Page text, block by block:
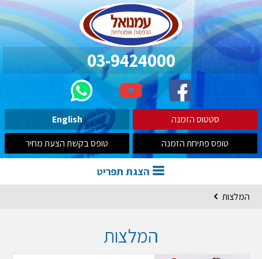
03-9424000
סטטוס הזמנה
English
טופס פתיחת הזמנה
טופס בקשת הצעת מחיר
המלצות
המלצות